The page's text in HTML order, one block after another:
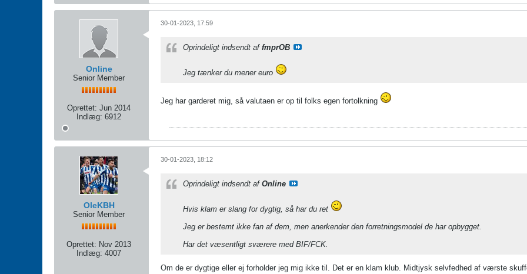
Online
Senior Member
Oprettet: Jun 2014
Indlæg: 6912
30-01-2023, 17:59
Oprindeligt indsendt af fmprOB
Jeg tænker du mener euro
Jeg har garderet mig, så valutaen er op til folks egen fortolkning
OleKBH
Senior Member
Oprettet: Nov 2013
Indlæg: 4007
30-01-2023, 18:12
Oprindeligt indsendt af Online
Hvis klam er slang for dygtig, så har du ret
Jeg er bestemt ikke fan af dem, men anerkender den forretningsmodel de har opbygget.
Har det væsentligt sværere med BIF/FCK.
Om de er dygtige eller ej forholder jeg mig ikke til. Det er en klam klub. Midtjysk selvfedhed af værste